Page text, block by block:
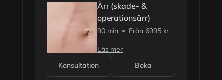
Ärr (skade- &
operationsärr)
90 min Från 6995 kr
Läs mer
Konsultation
Boka